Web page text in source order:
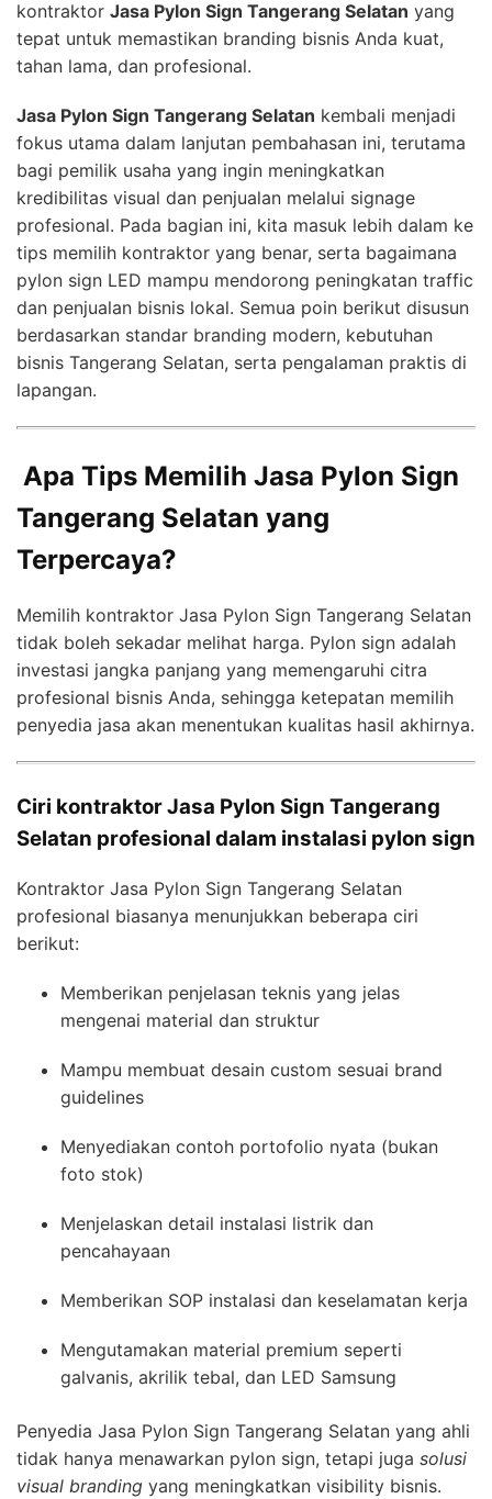
kontraktor Jasa Pylon Sign Tangerang Selatan yang
tepat untuk memastikan branding bisnis Anda kuat,
tahan lama, dan profesional.
Jasa Pylon Sign Tangerang Selatan kembali menjadi
fokus utama dalam lanjutan pembahasan ini, terutama
bagi pemilik usaha yang ingin meningkatkan
kredibilitas visual dan penjualan melalui signage
profesional. Pada bagian ini, kita masuk lebih dalam ke
tips memilih kontraktor yang benar, serta bagaimana
pylon sign LED mampu mendorong peningkatan traffic
dan penjualan bisnis lokal. Semua poin berikut disusun
berdasarkan standar branding modern, kebutuhan
bisnis Tangerang Selatan, serta pengalaman praktis di
lapangan.
Apa Tips Memilih Jasa Pylon Sign
Tangerang Selatan yang
Terpercaya?
Memilih kontraktor Jasa Pylon Sign Tangerang Selatan
tidak boleh sekadar melihat harga. Pylon sign adalah
investasi jangka panjang yang memengaruhi citra
profesional bisnis Anda, sehingga ketepatan memilih
penyedia jasa akan menentukan kualitas hasil akhirnya.
Ciri kontraktor Jasa Pylon Sign Tangerang
Selatan profesional dalam instalasi pylon sign
Kontraktor Jasa Pylon Sign Tangerang Selatan
profesional biasanya menunjukkan beberapa ciri
berikut:
Memberikan penjelasan teknis yang jelas
mengenai material dan struktur
Mampu membuat desain custom sesuai brand
guidelines
Menyediakan contoh portofolio nyata (bukan
foto stok)
Menjelaskan detail instalasi listrik dan
pencahayaan
Memberikan SOP instalasi dan keselamatan kerja
Mengutamakan material premium seperti
galvanis, akrilik tebal, dan LED Samsung
Penyedia Jasa Pylon Sign Tangerang Selatan yang ahli
tidak hanya menawarkan pylon sign, tetapi juga solusi
visual branding yang meningkatkan visibility bisnis.